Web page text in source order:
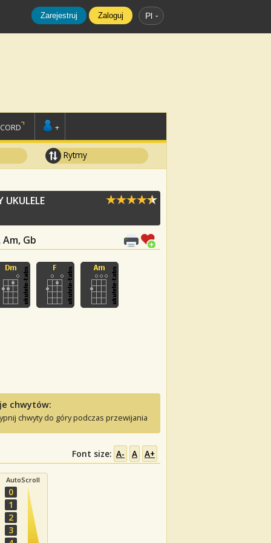
Zarejestruj Zaloguj Pl
+
Rytmy
UKULELE
Am, Gb
chwytów:
chwyty do góry podczas przewijania
Font size: A- A A+
AutoScroll
0
1
2
3